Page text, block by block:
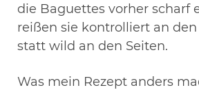
die Baguettes vorher scharf
reißen sie kontrolliert an
statt wild an den Seiten.
Was mein Rezept anders